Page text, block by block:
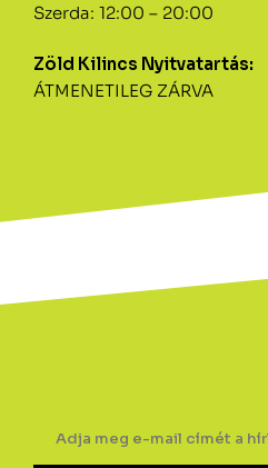
Szerda: 12:00 – 20:00
Zöld Kilincs Nyitvatartás:
ÁTMENETILEG ZÁRVA